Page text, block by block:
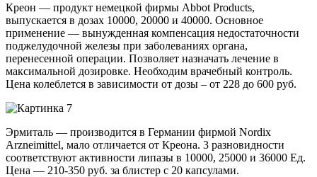
Креон — продукт немецкой фирмы Abbot Products,
выпускается в дозах 10000, 20000 и 40000. Основное
применение — вынужденная компенсация недостаточности
поджелудочной железы при заболеваниях органа,
перенесенной операции. Позволяет назначать лечение в
максимальной дозировке. Необходим врачебный контроль.
Цена колеблется в зависимости от дозы – от 228 до 600 руб.
Эрмиталь — производится в Германии фирмой Nordix
Arzneimittel, мало отличается от Креона. 3 разновидности
соответствуют активности липазы в 10000, 25000 и 36000 Ед.
Цена — 210-350 руб. за блистер с 20 капсулами.